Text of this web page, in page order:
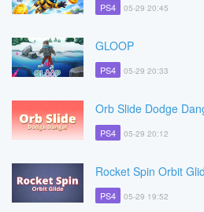
PS4 05-29 20:45
GLOOP
PS4 05-29 20:33
Orb Slide Dodge
PS4 05-29 20:12
Rocket Spin Orbit
PS4 05-29 19:52